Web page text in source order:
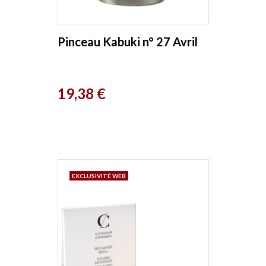
Pinceau Kabuki n° 27 Avril
Prix
19,38 €
EXCLUSIVITÉ WEB